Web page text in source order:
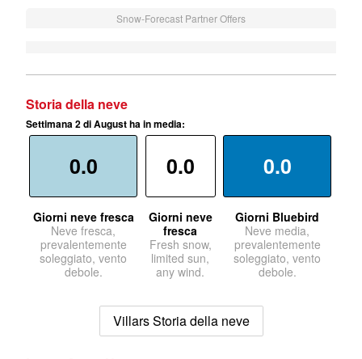
Snow-Forecast Partner Offers
Storia della neve
Settimana 2 di August ha in media:
0.0
Giorni neve fresca
Neve fresca,
prevalentemente
soleggiato, vento
debole.
0.0
Giorni neve
fresca
Fresh snow,
limited sun,
any wind.
0.0
Giorni Bluebird
Neve media,
prevalentemente
soleggiato, vento
debole.
Villars Storia della neve